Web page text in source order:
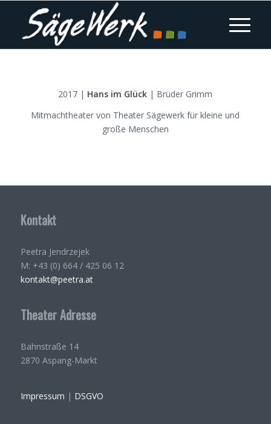
2017 | Hans im Glück | Brüder Grimm
Mitmachtheater von Theater Sägewerk für kleine und
große Menschen
Kontakt
Peetra Jendrzejek
M: +43 (0) 664 / 425 06 12
kontakt@peetra.at
Theater Adresse
Bahnstraße 14
2870 Aspang-Markt
Impressum | DSGVO